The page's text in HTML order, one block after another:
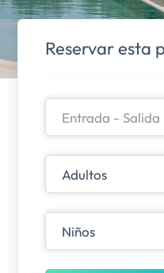
Reservar esta